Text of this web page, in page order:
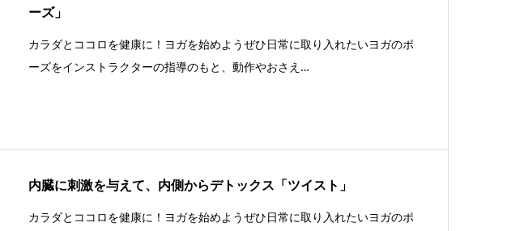
ーズ」
カラダとココロを健康に！ヨガを始めようぜひ日常に取り入れたいヨガのポ
ーズをインストラクターの指導のもと、動作やおさえ…
内臓に刺激を与えて、内側からデトックス「ツイスト」
カラダとココロを健康に！ヨガを始めようぜひ日常に取り入れたいヨガのポ